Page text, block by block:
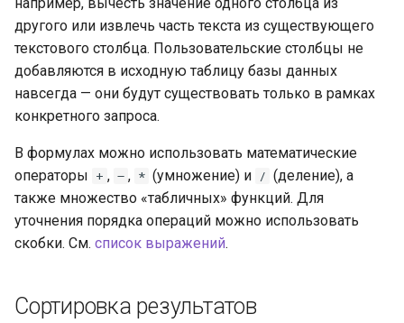
например, вычесть значение одного столбца из
другого или извлечь часть текста из существующего
текстового столбца. Пользовательские столбцы не
добавляются в исходную таблицу базы данных
навсегда — они будут существовать только в рамках
конкретного запроса.
В формулах можно использовать математические
операторы + , – , * (умножение) и / (деление), а
также множество «табличных» функций. Для
уточнения порядка операций можно использовать
скобки. См. список выражений.
Сортировка результатов